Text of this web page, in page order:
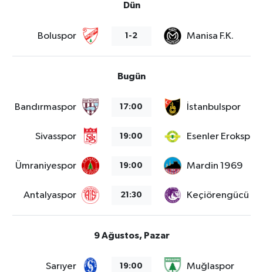
Dün
Boluspor 1-2 Manisa F.K.
Bugün
Bandırmaspor 17:00 İstanbulspor
Sivasspor 19:00 Esenler Erokspor
Ümraniyespor 19:00 Mardin 1969
Antalyaspor 21:30 Keçiörengücü
9 Ağustos, Pazar
Sarıyer 19:00 Muğlaspor